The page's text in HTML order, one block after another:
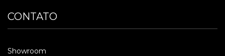
CONTATO
Showroom